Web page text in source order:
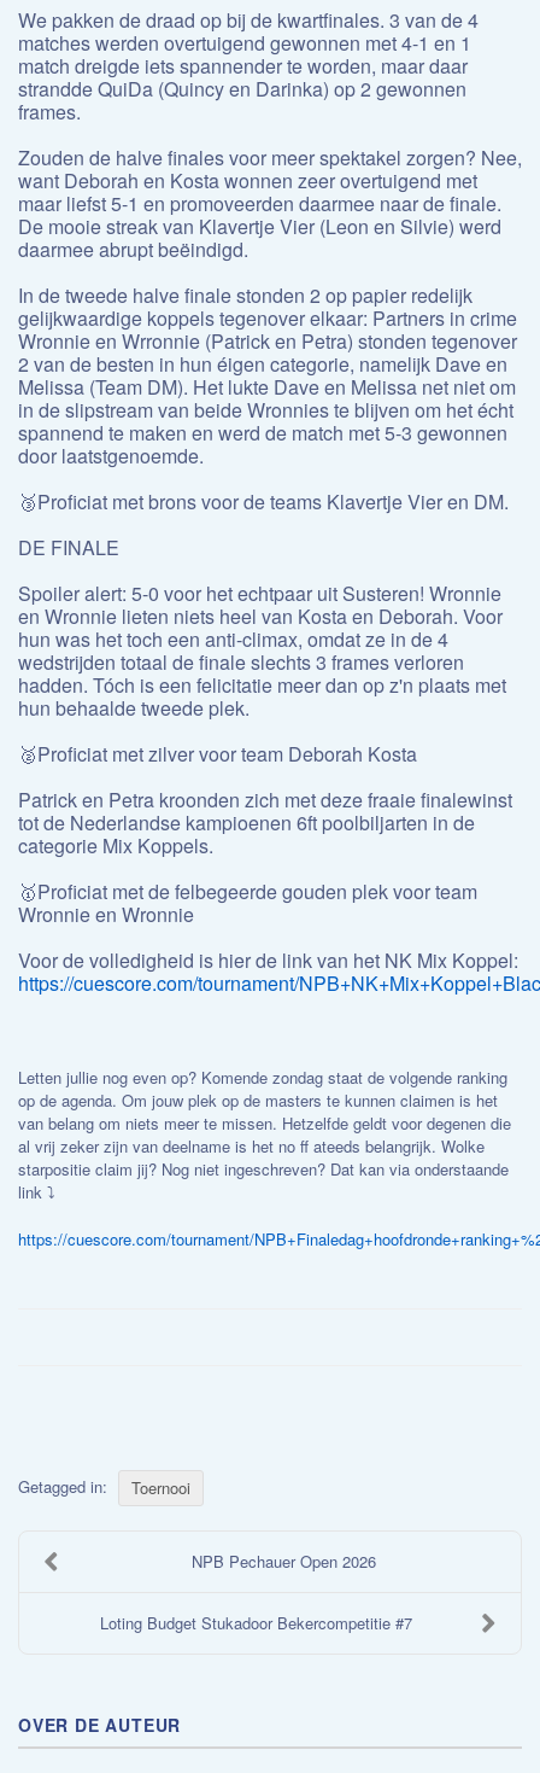
We pakken de draad op bij de kwartfinales. 3 van de 4
matches werden overtuigend gewonnen met 4-1 en 1
match dreigde iets spannender te worden, maar daar
strandde QuiDa (Quincy en Darinka) op 2 gewonnen
frames.
Zouden de halve finales voor meer spektakel zorgen? Nee,
want Deborah en Kosta wonnen zeer overtuigend met
maar liefst 5-1 en promoveerden daarmee naar de finale.
De mooie streak van Klavertje Vier (Leon en Silvie) werd
daarmee abrupt beëindigd.
In de tweede halve finale stonden 2 op papier redelijk
gelijkwaardige koppels tegenover elkaar: Partners in crime
Wronnie en Wrronnie (Patrick en Petra) stonden tegenover
2 van de besten in hun éigen categorie, namelijk Dave en
Melissa (Team DM). Het lukte Dave en Melissa net niet om
in de slipstream van beide Wronnies te blijven om het écht
spannend te maken en werd de match met 5-3 gewonnen
door laatstgenoemde.
🥉Proficiat met brons voor de teams Klavertje Vier en DM.
DE FINALE
Spoiler alert: 5-0 voor het echtpaar uit Susteren! Wronnie
en Wronnie lieten niets heel van Kosta en Deborah. Voor
hun was het toch een anti-climax, omdat ze in de 4
wedstrijden totaal de finale slechts 3 frames verloren
hadden. Tóch is een felicitatie meer dan op z'n plaats met
hun behaalde tweede plek.
🥈Proficiat met zilver voor team Deborah Kosta
Patrick en Petra kroonden zich met deze fraaie finalewinst
tot de Nederlandse kampioenen 6ft poolbiljarten in de
categorie Mix Koppels.
🥇Proficiat met de felbegeerde gouden plek voor team
Wronnie en Wronnie
Voor de volledigheid is hier de link van het NK Mix Koppel:
https://cuescore.com/tournament/
Letten jullie nog even op? Komende zondag staat de volgende ranking
op de agenda. Om jouw plek op de masters te kunnen claimen is het
van belang om niets meer te missen. Hetzelfde geldt voor degenen die
al vrij zeker zijn van deelname is het no ff ateeds belangrijk. Wolke
starpositie claim jij? Nog niet ingeschreven? Dat kan via onderstaande
link ⤵️
https://cuescore.com/tournament/
Getagged in: Toernooi
​NPB Pechauer Open 2026
Loting Budget Stukadoor Bekercompetitie #7
OVER DE AUTEUR